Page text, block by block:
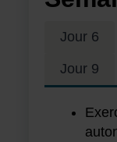
Jour 6
Jour 9